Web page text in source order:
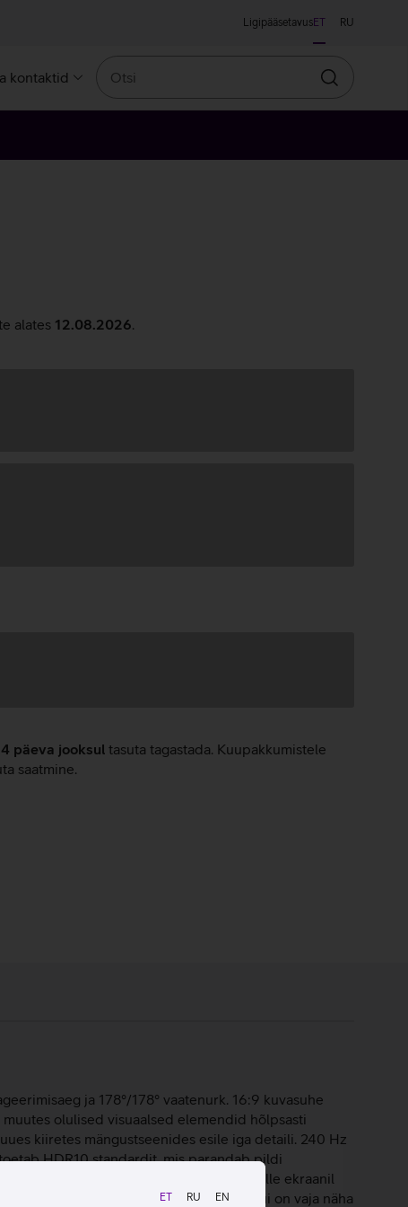
ET RU EN
LigipääsetavusET RU
kontaktid
Otsin
alates 12.08.2026
päeva jooksul tasuta tagastada. Kuupakkumistele
saatmine.
ja 178°/178° vaatenurk. 16:9 kuvasuhe
olulised visuaalsed elemendid hõlpsasti
kiiretes mängustseenides esile iga detaili. 240 Hz
HDR10 standardit, mis parandab pildi
Monitor ehk kuvar on seade, mille ekraanil
ühendada näiteks sülearvutiga, kui on vaja näha